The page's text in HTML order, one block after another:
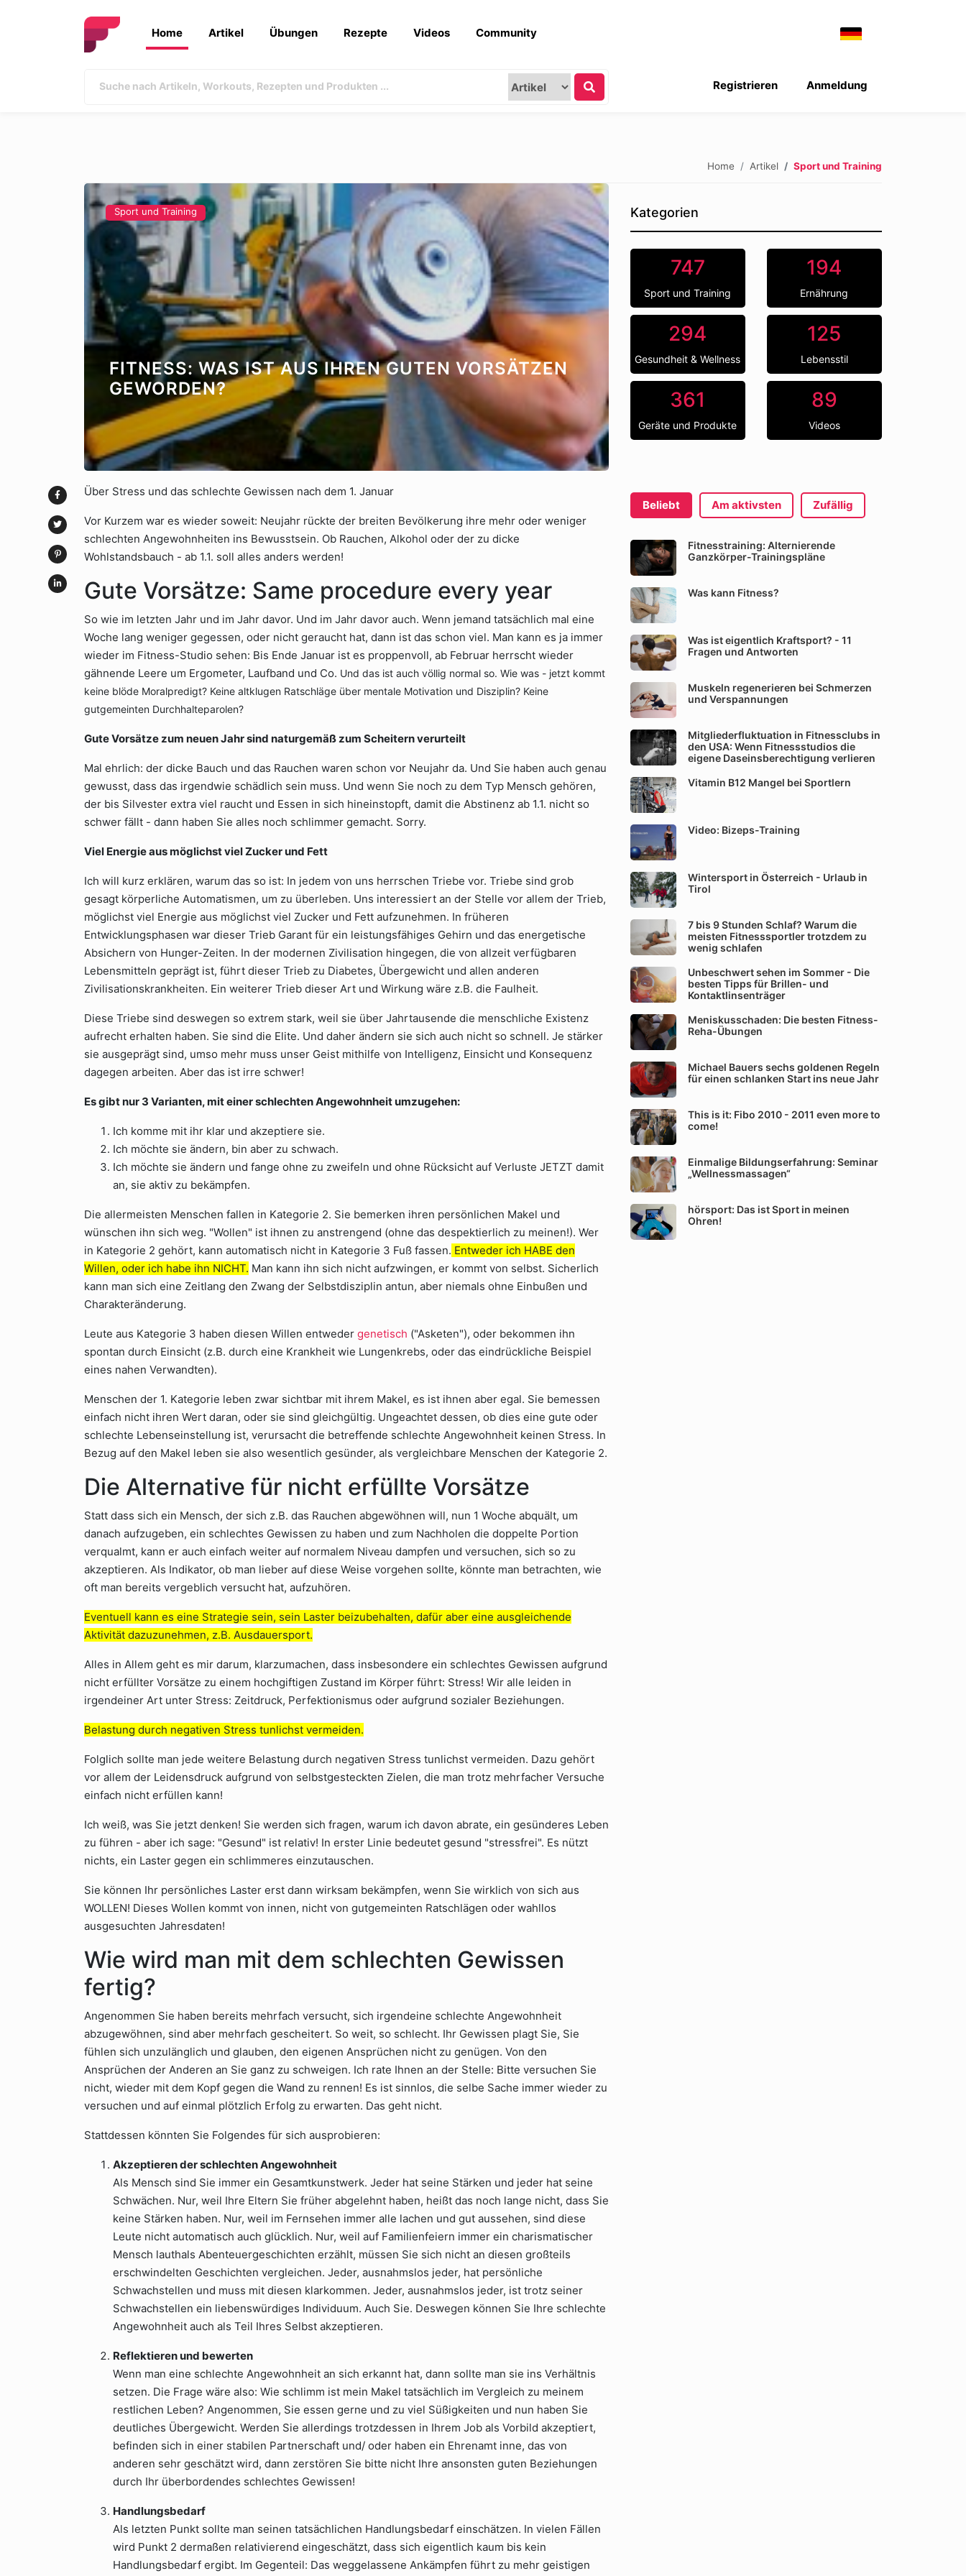
Home Artikel Übungen Rezepte Videos Community
Anmeldung
Registrieren
Home Artikel Sport und Training
Sport und Training
FITNESS: WAS IST AUS IHREN GUTEN VORSÄTZEN
GEWORDEN?
Über Stress und das schlechte Gewissen nach dem 1. Januar
Vor Kurzem war es wieder soweit: Neujahr rückte der breiten Bevölkerung ihre mehr oder weniger
schlechten Angewohnheiten ins Bewusstsein. Ob Rauchen, Alkohol oder der zu dicke
Wohlstandsbauch - ab 1.1. soll alles anders werden!
Gute Vorsätze: Same procedure every year
So wie im letzten Jahr und im Jahr davor. Und im Jahr davor auch. Wenn jemand tatsächlich mal eine
Woche lang weniger gegessen, oder nicht geraucht hat, dann ist das schon viel. Man kann es ja immer
wieder im Fitness-Studio sehen: Bis Ende Januar ist es proppenvoll, ab Februar herrscht wieder
gähnende Leere um Ergometer, Laufband und Co. Und das ist auch völlig normal so. Wie was - jetzt kommt
keine blöde Moralpredigt? Keine altklugen Ratschläge über mentale Motivation und Disziplin? Keine
gutgemeinten Durchhalteparolen?
Gute Vorsätze zum neuen Jahr sind naturgemäß zum Scheitern verurteilt
Mal ehrlich: der dicke Bauch und das Rauchen waren schon vor Neujahr da. Und Sie haben auch genau
gewusst, dass das irgendwie schädlich sein muss. Und wenn Sie noch zu dem Typ Mensch gehören,
der bis Silvester extra viel raucht und Essen in sich hineinstopft, damit die Abstinenz ab 1.1. nicht so
schwer fällt - dann haben Sie alles noch schlimmer gemacht. Sorry.
Viel Energie aus möglichst viel Zucker und Fett
Ich will kurz erklären, warum das so ist: In jedem von uns herrschen Triebe vor. Triebe sind grob
gesagt körperliche Automatismen, um zu überleben. Uns interessiert an der Stelle vor allem der Trieb,
möglichst viel Energie aus möglichst viel Zucker und Fett aufzunehmen. In früheren
Entwicklungsphasen war dieser Trieb Garant für ein leistungsfähiges Gehirn und das energetische
Absichern von Hunger-Zeiten. In der modernen Zivilisation hingegen, die von allzeit verfügbaren
Lebensmitteln geprägt ist, führt dieser Trieb zu Diabetes, Übergewicht und allen anderen
Zivilisationskrankheiten. Ein weiterer Trieb dieser Art und Wirkung wäre z.B. die Faulheit.
Diese Triebe sind deswegen so extrem stark, weil sie über Jahrtausende die menschliche Existenz
aufrecht erhalten haben. Sie sind die Elite. Und daher ändern sie sich auch nicht so schnell. Je stärker
sie ausgeprägt sind, umso mehr muss unser Geist mithilfe von Intelligenz, Einsicht und Konsequenz
dagegen arbeiten. Aber das ist irre schwer!
Es gibt nur 3 Varianten, mit einer schlechten Angewohnheit umzugehen:
Ich komme mit ihr klar und akzeptiere sie.
Ich möchte sie ändern, bin aber zu schwach.
Ich möchte sie ändern und fange ohne zu zweifeln und ohne Rücksicht auf Verluste JETZT damit
an, sie aktiv zu bekämpfen.
Die allermeisten Menschen fallen in Kategorie 2. Sie bemerken ihren persönlichen Makel und
wünschen ihn sich weg. "Wollen" ist ihnen zu anstrengend (ohne das despektierlich zu meinen!). Wer
in Kategorie 2 gehört, kann automatisch nicht in Kategorie 3 Fuß fassen. Entweder ich HABE den
Willen, oder ich habe ihn NICHT. Man kann ihn sich nicht aufzwingen, er kommt von selbst. Sicherlich
kann man sich eine Zeitlang den Zwang der Selbstdisziplin antun, aber niemals ohne Einbußen und
Charakteränderung.
Leute aus Kategorie 3 haben diesen Willen entweder genetisch ("Asketen"), oder bekommen ihn
spontan durch Einsicht (z.B. durch eine Krankheit wie Lungenkrebs, oder das eindrückliche Beispiel
eines nahen Verwandten).
Menschen der 1. Kategorie leben zwar sichtbar mit ihrem Makel, es ist ihnen aber egal. Sie bemessen
einfach nicht ihren Wert daran, oder sie sind gleichgültig. Ungeachtet dessen, ob dies eine gute oder
schlechte Lebenseinstellung ist, verursacht die betreffende schlechte Angewohnheit keinen Stress. In
Bezug auf den Makel leben sie also wesentlich gesünder, als vergleichbare Menschen der Kategorie 2.
Die Alternative für nicht erfüllte Vorsätze
Statt dass sich ein Mensch, der sich z.B. das Rauchen abgewöhnen will, nun 1 Woche abquält, um
danach aufzugeben, ein schlechtes Gewissen zu haben und zum Nachholen die doppelte Portion
verqualmt, kann er auch einfach weiter auf normalem Niveau dampfen und versuchen, sich so zu
akzeptieren. Als Indikator, ob man lieber auf diese Weise vorgehen sollte, könnte man betrachten, wie
oft man bereits vergeblich versucht hat, aufzuhören.
Eventuell kann es eine Strategie sein, sein Laster beizubehalten, dafür aber eine ausgleichende
Aktivität dazuzunehmen, z.B. Ausdauersport.
Alles in Allem geht es mir darum, klarzumachen, dass insbesondere ein schlechtes Gewissen aufgrund
nicht erfüllter Vorsätze zu einem hochgiftigen Zustand im Körper führt: Stress! Wir alle leiden in
irgendeiner Art unter Stress: Zeitdruck, Perfektionismus oder aufgrund sozialer Beziehungen.
Belastung durch negativen Stress tunlichst vermeiden.
Folglich sollte man jede weitere Belastung durch negativen Stress tunlichst vermeiden. Dazu gehört
vor allem der Leidensdruck aufgrund von selbstgesteckten Zielen, die man trotz mehrfacher Versuche
einfach nicht erfüllen kann!
Ich weiß, was Sie jetzt denken! Sie werden sich fragen, warum ich davon abrate, ein gesünderes Leben
zu führen - aber ich sage: "Gesund" ist relativ! In erster Linie bedeutet gesund "stressfrei". Es nützt
nichts, ein Laster gegen ein schlimmeres einzutauschen.
Sie können Ihr persönliches Laster erst dann wirksam bekämpfen, wenn Sie wirklich von sich aus
WOLLEN! Dieses Wollen kommt von innen, nicht von gutgemeinten Ratschlägen oder wahllos
ausgesuchten Jahresdaten!
Wie wird man mit dem schlechten Gewissen
fertig?
Angenommen Sie haben bereits mehrfach versucht, sich irgendeine schlechte Angewohnheit
abzugewöhnen, sind aber mehrfach gescheitert. So weit, so schlecht. Ihr Gewissen plagt Sie, Sie
fühlen sich unzulänglich und glauben, den eigenen Ansprüchen nicht zu genügen. Von den
Ansprüchen der Anderen an Sie ganz zu schweigen. Ich rate Ihnen an der Stelle: Bitte versuchen Sie
nicht, wieder mit dem Kopf gegen die Wand zu rennen! Es ist sinnlos, die selbe Sache immer wieder zu
versuchen und auf einmal plötzlich Erfolg zu erwarten. Das geht nicht.
Stattdessen könnten Sie Folgendes für sich ausprobieren:
Akzeptieren der schlechten Angewohnheit
Als Mensch sind Sie immer ein Gesamtkunstwerk. Jeder hat seine Stärken und jeder hat seine
Schwächen. Nur, weil Ihre Eltern Sie früher abgelehnt haben, heißt das noch lange nicht, dass Sie
keine Stärken haben. Nur, weil im Fernsehen immer alle lachen und gut aussehen, sind diese
Leute nicht automatisch auch glücklich. Nur, weil auf Familienfeiern immer ein charismatischer
Mensch lauthals Abenteuergeschichten erzählt, müssen Sie sich nicht an diesen großteils
erschwindelten Geschichten vergleichen. Jeder, ausnahmslos jeder, hat persönliche
Schwachstellen und muss mit diesen klarkommen. Jeder, ausnahmslos jeder, ist trotz seiner
Schwachstellen ein liebenswürdiges Individuum. Auch Sie. Deswegen können Sie Ihre schlechte
Angewohnheit auch als Teil Ihres Selbst akzeptieren.
Reflektieren und bewerten
Wenn man eine schlechte Angewohnheit an sich erkannt hat, dann sollte man sie ins Verhältnis
setzen. Die Frage wäre also: Wie schlimm ist mein Makel tatsächlich im Vergleich zu meinem
restlichen Leben? Angenommen, Sie essen gerne und zu viel Süßigkeiten und nun haben Sie
deutliches Übergewicht. Werden Sie allerdings trotzdessen in Ihrem Job als Vorbild akzeptiert,
befinden sich in einer stabilen Partnerschaft und/ oder haben ein Ehrenamt inne, das von
anderen sehr geschätzt wird, dann zerstören Sie bitte nicht Ihre ansonsten guten Beziehungen
durch Ihr überbordendes schlechtes Gewissen!
Handlungsbedarf
Als letzten Punkt sollte man seinen tatsächlichen Handlungsbedarf einschätzen. In vielen Fällen
wird Punkt 2 dermaßen relativierend eingeschätzt, dass sich eigentlich kaum bis kein
Handlungsbedarf ergibt. Im Gegenteil: Das weggelassene Ankämpfen führt zu mehr geistigen
Kategorien
747
Sport und Training
194
Ernährung
294
Gesundheit & Wellness
125
Lebensstil
361
Geräte und Produkte
89
Videos
Beliebt Am aktivsten Zufällig
Fitnesstraining: Alternierende
Ganzkörper-Trainingspläne
Was kann Fitness?
Was ist eigentlich Kraftsport? - 11
Fragen und Antworten
Muskeln regenerieren bei Schmerzen
und Verspannungen
Mitgliederfluktuation in Fitnessclubs in
den USA: Wenn Fitnessstudios die
eigene Daseinsberechtigung verlieren
Vitamin B12 Mangel bei Sportlern
Video: Bizeps-Training
Wintersport in Österreich - Urlaub in
Tirol
7 bis 9 Stunden Schlaf? Warum die
meisten Fitnesssportler trotzdem zu
wenig schlafen
Unbeschwert sehen im Sommer - Die
besten Tipps für Brillen- und
Kontaktlinsenträger
Meniskusschaden: Die besten Fitness-
Reha-Übungen
Michael Bauers sechs goldenen Regeln
für einen schlanken Start ins neue Jahr
This is it: Fibo 2010 - 2011 even more to
come!
Einmalige Bildungserfahrung: Seminar
„Wellnessmassagen“
hörsport: Das ist Sport in meinen
Ohren!